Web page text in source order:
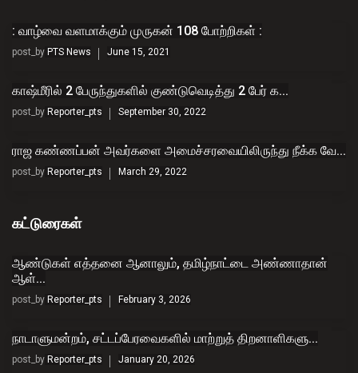
: வாழ்வை வளமாக்கும் முருகன் 108 போற்றிகள் :
post_by PTS News June 15, 2021
காஷ்மீரில் 2 பேருந்துகளில் குண்டுவெடித்து 2 பேர் க...
post_by Reporter_pts September 30, 2022
ராஜ கண்ணப்பன் அவர்களை அமைச்சரவையிலிருந்து நீக்க வே...
post_by Reporter_pts March 29, 2022
கட்டுரைகள்
ஆண்டுகள் எத்தனை ஆனாலும், தமிழ்நாட்டை அண்ணாதான்
ஆள்...
post_by Reporter_pts February 3, 2026
நாடாளுமன்றம், சட்டப்பேரவைகளில் மாற்றுத் திறனாளிகளு...
post_by Reporter_pts January 20, 2026